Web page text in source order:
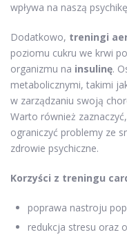
wpływa na naszą
Dodatkowo, treningi
poziomu cukru we krwi
organizmu na insulinę.
metabolicznymi, takimi
w zarządzaniu swoją
Warto również
ograniczyć problemy ze
zdrowie psychiczne.
Korzyści z treningu
poprawa nastroju
redukcja stresu oraz